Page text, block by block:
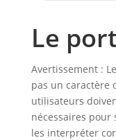
Le
Avertissement :
pas un caractère
utilisateurs
nécessaires pour
les interpréter